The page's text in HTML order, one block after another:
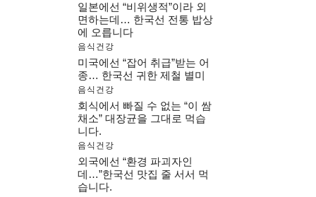
일본에선 “비위생적”이라 외
면하는데… 한국선 전통 밥상
에 오릅니다
음식건강
미국에선 “잡어 취급”받는 어
종… 한국선 귀한 제철 별미
음식건강
회식에서 빠질 수 없는 “이 쌈
채소” 대장균을 그대로 먹습
니다.
음식건강
외국에선 “환경 파괴자인
데…”한국선 맛집 줄 서서 먹
습니다.